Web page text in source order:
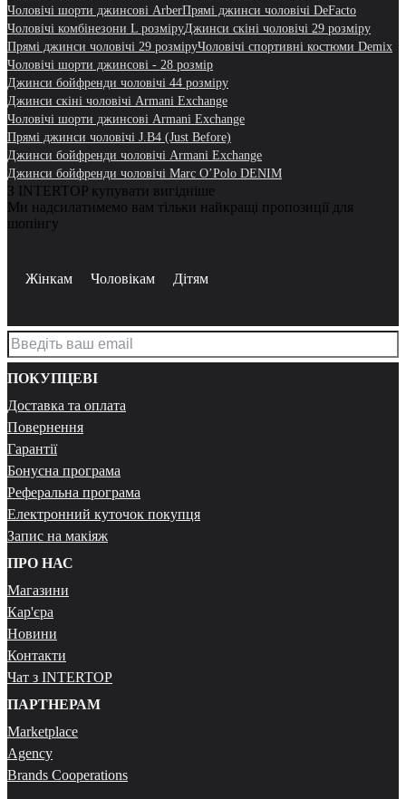
Чоловічі шорти джинсові ArberПрямі джинси чоловічі DeFacto
Чоловічі комбінезони L розміруДжинси скіні чоловічі 29 розміру
Прямі джинси чоловічі 29 розміруЧоловічі спортивні костюми Demix
Чоловічі шорти джинсові - 28 розмір
Джинси бойфренди чоловічі 44 розміру
Джинси скіні чоловічі Armani Exchange
Чоловічі шорти джинсові Armani Exchange
Прямі джинси чоловічі J.B4 (Just Before)
Джинси бойфренди чоловічі Armani Exchange
Джинси бойфренди чоловічі Marc O’Polo DENIM
З INTERTOP купувати вигідніше
Ми надсилатимемо вам тільки найкращі пропозиції для
шопінгу
Жінкам Чоловікам Дітям
ПОКУПЦЕВІ
Доставка та оплата
Повернення
Гарантії
Бонусна програма
Реферальна програма
Електронний куточок покупця
Запис на макіяж
ПРО НАС
Магазини
Кар'єра
Новини
Контакти
Чат з INTERTOP
ПАРТНЕРАМ
Marketplace
Agency
Brands Cooperations